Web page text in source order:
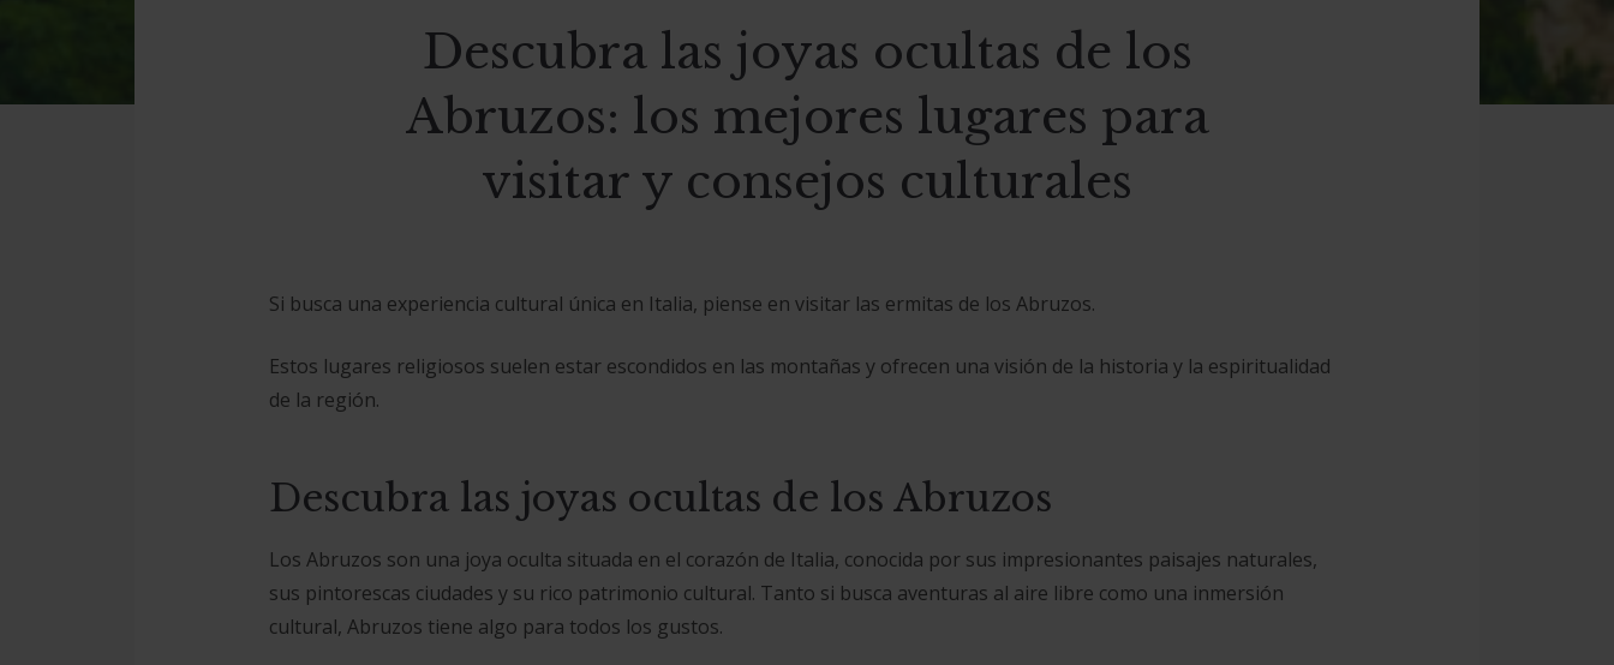
Descubra las joyas ocultas de los
Abruzos: los mejores lugares para
visitar y consejos culturales
Si busca una experiencia cultural única en Italia, piense en visitar las ermitas de los Abruzos.
Estos lugares religiosos suelen estar escondidos en las montañas y ofrecen una visión de la historia y la espiritualidad
de la región.
Descubra las joyas ocultas de los Abruzos
Los Abruzos son una joya oculta situada en el corazón de Italia, conocida por sus impresionantes paisajes naturales,
sus pintorescas ciudades y su rico patrimonio cultural. Tanto si busca aventuras al aire libre como una inmersión
cultural, Abruzos tiene algo para todos los gustos.